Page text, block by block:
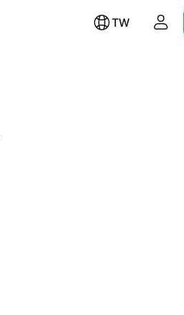
TW